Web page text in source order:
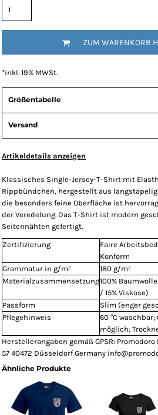
ZUM WARENKORB
*inkl. 19% MWSt.
Größentabelle
Versand
Artikeldetails anzeigen
Klassisches Single-Jersey-T-Shirt mit
Rippbündchen, hergestellt aus
die besonders feine Oberfläche ist
der Veredelung. Das T-Shirt ist modern
Seitennähten gefertigt.
Zertifizierung
Faire
Konform
Grammatur in g/m²
180 g/m²
Materialzusammensetzung100%
/ 15% Viskose)
Passform
Slim (enger
Pflegehinweis
60 °C
möglich;
Herstellerangaben gemäß GPSR:
57 40472 Düsseldorf Germany
Ähnliche Produkte